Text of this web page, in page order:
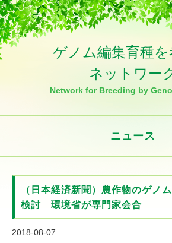
ゲノム編集育種を
ネットワー
Network for Breeding by
ニュース
（日本経済新聞）農作物のゲノ
検討 環境省が専門家会合
2018-08-07